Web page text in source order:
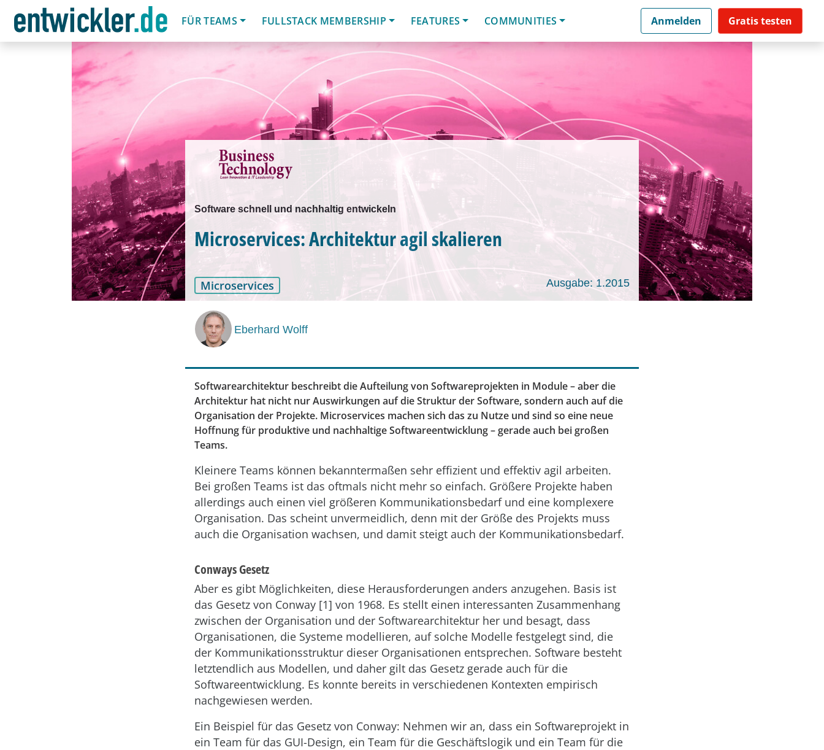
FÜR TEAMS
FULLSTACK MEMBERSHIP FEATURES COMMUNITIES Anmelden Gratis testen
Software schnell und nachhaltig entwickeln
Microservices: Architektur agil skalieren
Microservices Ausgabe: 1.2015
Eberhard Wolff
Softwarearchitektur beschreibt die Aufteilung von Softwareprojekten in Module – aber die
Architektur hat nicht nur Auswirkungen auf die Struktur der Software, sondern auch auf die
Organisation der Projekte. Microservices machen sich das zu Nutze und sind so eine neue
Hoffnung für produktive und nachhaltige Softwareentwicklung – gerade auch bei großen
Teams.
Kleinere Teams können bekanntermaßen sehr effizient und effektiv agil arbeiten.
Bei großen Teams ist das oftmals nicht mehr so einfach. Größere Projekte haben
allerdings auch einen viel größeren Kommunikationsbedarf und eine komplexere
Organisation. Das scheint unvermeidlich, denn mit der Größe des Projekts muss
auch die Organisation wachsen, und damit steigt auch der Kommunikationsbedarf.
Conways Gesetz
Aber es gibt Möglichkeiten, diese Herausforderungen anders anzugehen. Basis ist
das Gesetz von Conway [1] von 1968. Es stellt einen interessanten Zusammenhang
zwischen der Organisation und der Softwarearchitektur her und besagt, dass
Organisationen, die Systeme modellieren, auf solche Modelle festgelegt sind, die
der Kommunikationsstruktur dieser Organisationen entsprechen. Software besteht
letztendlich aus Modellen, und daher gilt das Gesetz gerade auch für die
Softwareentwicklung. Es konnte bereits in verschiedenen Kontexten empirisch
nachgewiesen werden.
Ein Beispiel für das Gesetz von Conway: Nehmen wir an, dass ein Softwareprojekt in
ein Team für das GUI-Design, ein Team für die Geschäftslogik und ein Team für die